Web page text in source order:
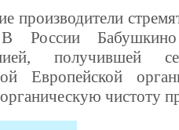
производители
Бабушкино
получившей
Европейской
чистоту